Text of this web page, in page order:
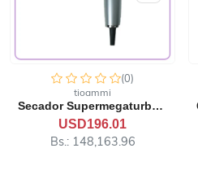
(0)
tioammi
Gel de Lavado Facial con T...
USD5.50
Bs.: 4,157.45